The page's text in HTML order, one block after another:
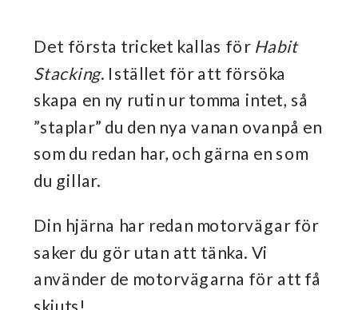
Det första tricket kallas för Habit
Stacking. Istället för att försöka
skapa en ny rutin ur tomma intet, så
”staplar” du den nya vanan ovanpå en
som du redan har, och gärna en som
du gillar.
Din hjärna har redan motorvägar för
saker du gör utan att tänka. Vi
använder de motorvägarna för att få
skjuts!